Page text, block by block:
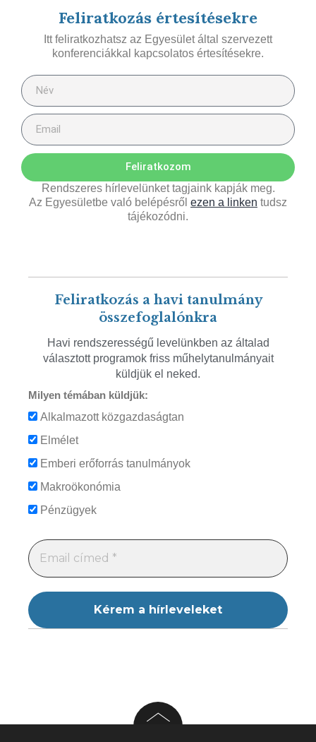
Feliratkozás értesítésekre
Itt feliratkozhatsz az Egyesület által szervezett
konferenciákkal kapcsolatos értesítésekre.
Feliratkozom
Rendszeres hírlevelünket tagjaink kapják meg.
Az Egyesületbe való belépésről ezen a linken tudsz
tájékozódni.
Feliratkozás a havi tanulmány
összefoglalónkra
Havi rendszerességű levelünkben az általad
választott programok friss műhelytanulmányait
küldjük el neked.
Milyen témában küldjük:
Alkalmazott közgazdaságtan
Elmélet
Emberi erőforrás tanulmányok
Makroökonómia
Pénzügyek